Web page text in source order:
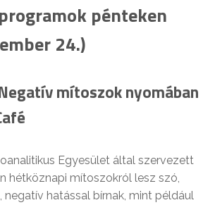
pénteken
24.)
mítoszok nyomában
Egyesület által szervezett
hétköznapi mítoszokról lesz szó,
negatív hatással bírnak, mint például